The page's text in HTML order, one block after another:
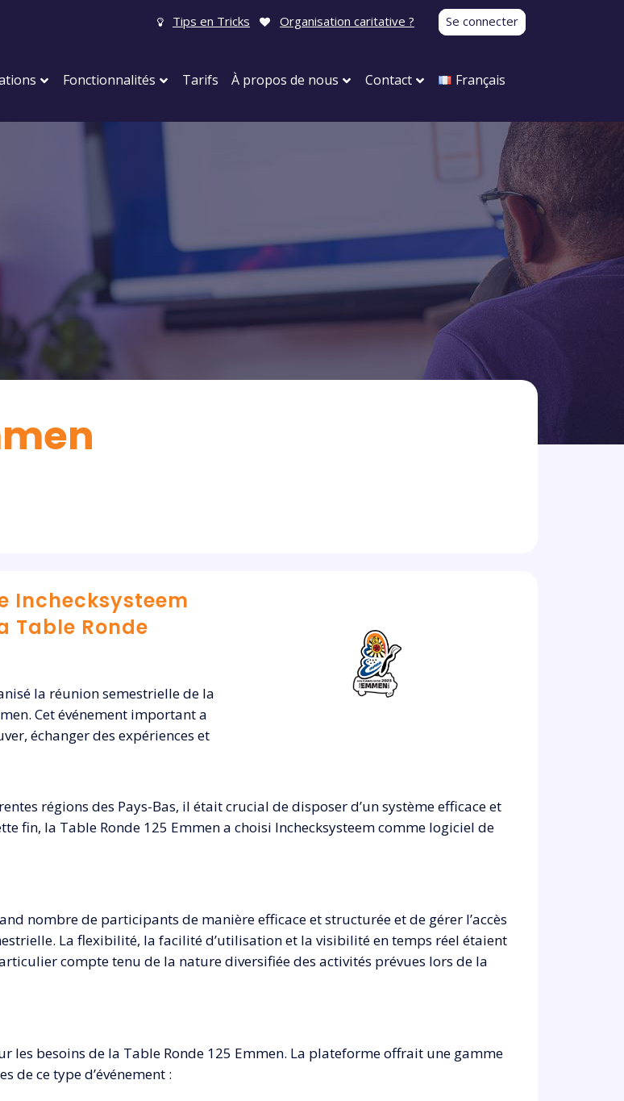
Tips en Tricks Organisation caritative ? Se connecter
Fêtes d’Entreprise
Visite postnatale
Fonctionnalités Tarifs À propos de nous Contact Français
Inchecksysteem
Table Ronde
la réunion semestrielle de la
Cet événement important a
échanger des expériences et
régions des Pays-Bas, il était crucial de disposer d’un système efficace et
fin, la Table Ronde 125 Emmen a choisi Inchecksysteem comme logiciel de
nombre de participants de manière efficace et structurée et de gérer l’accès
La flexibilité, la facilité d’utilisation et la visibilité en temps réel étaient
compte tenu de la nature diversifiée des activités prévues lors de la
les besoins de la Table Ronde 125 Emmen. La plateforme offrait une gamme
de ce type d’événement :